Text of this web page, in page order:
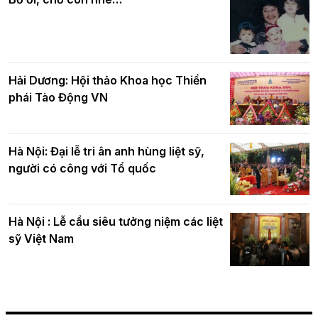
Hải Dương: Hội thảo Khoa học Thiền
phái Tào Động VN
Hà Nội: Đại lễ tri ân anh hùng liệt sỹ,
người có công với Tổ quốc
Hà Nội : Lễ cầu siêu tưởng niệm các liệt
sỹ Việt Nam